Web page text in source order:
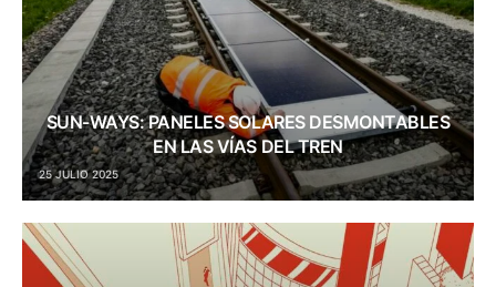
SUN-WAYS: PANELES SOLARES DESMONTABLES
EN LAS VÍAS DEL TREN
25 JULIO 2025